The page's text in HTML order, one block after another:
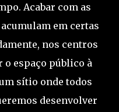
Acabar com as
em certas
nos centros
o espaço público à
sítio onde todos
desenvolver